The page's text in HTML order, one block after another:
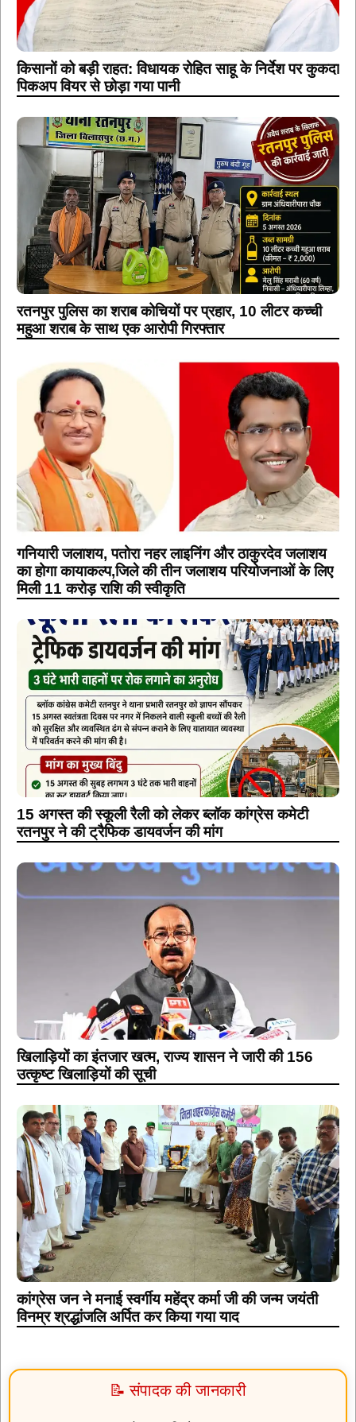
किसानों को बड़ी राहत: विधायक रोहित साहू के निर्देश पर कुकदा
पिकअप वियर से छोड़ा गया पानी
रतनपुर पुलिस का शराब कोचियों पर प्रहार, 10 लीटर कच्ची
महुआ शराब के साथ एक आरोपी गिरफ्तार
गनियारी जलाशय, पतोरा नहर लाइनिंग और ठाकुरदेव जलाशय
का होगा कायाकल्प,जिले की तीन जलाशय परियोजनाओं के लिए
मिली 11 करोड़ राशि की स्वीकृति
15 अगस्त की स्कूली रैली को लेकर ब्लॉक कांग्रेस कमेटी
रतनपुर ने की ट्रैफिक डायवर्जन की मांग
खिलाड़ियों का इंतजार खत्म, राज्य शासन ने जारी की 156
उत्कृष्ट खिलाड़ियों की सूची
कांग्रेस जन ने मनाई स्वर्गीय महेंद्र कर्मा जी की जन्म जयंती
विनम्र श्रद्धांजलि अर्पित कर किया गया याद
📝 संपादक की जानकारी